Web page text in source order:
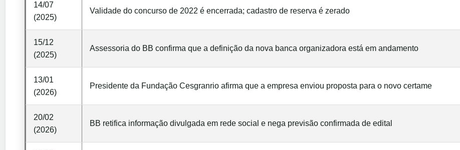
14/07
(2025)
Validade do concurso de 2022 é encerrada; cadastro de reserva é zerado
15/12
(2025)
Assessoria do BB confirma que a definição da nova banca organizadora está em andamento
13/01
(2026)
Presidente da Fundação Cesgranrio afirma que a empresa enviou proposta para o novo certame
20/02
(2026)
BB retifica informação divulgada em rede social e nega previsão confirmada de edital